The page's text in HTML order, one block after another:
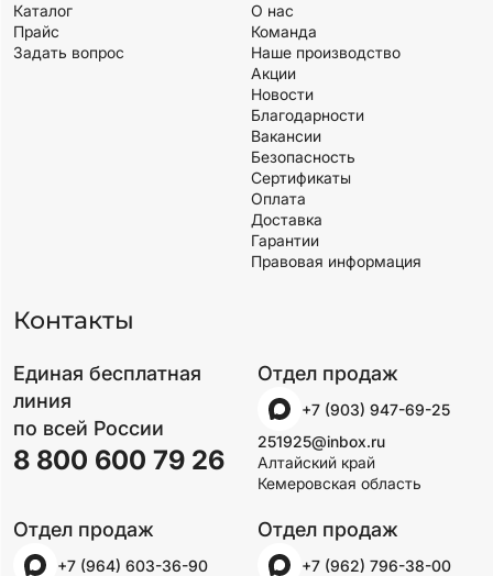
Каталог
Прайс
Задать вопрос
О нас
Команда
Наше производство
Акции
Новости
Благодарности
Вакансии
Безопасность
Сертификаты
Оплата
Доставка
Гарантии
Правовая информация
Контакты
Единая бесплатная
линия
по всей России
8 800 600 79 26
Отдел продаж
+7 (903) 947-69-25
251925@inbox.ru
Алтайский край
Кемеровская область
Отдел продаж
+7 (964) 603-36-90
Отдел продаж
+7 (962) 796-38-00